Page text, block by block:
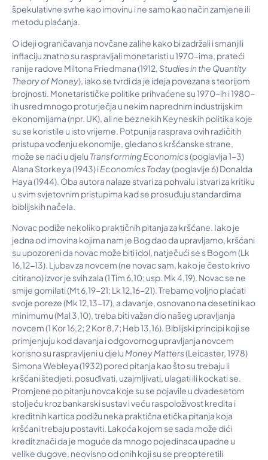
špekulativne svrhe kao imovinu i ne samo kao način zamjene ili
metodu plaćanja.
O ideji ograničavanja novčane zalihe kako bi zadržali i smanjili
inflaciju znatno su raspravljali monetaristi u 1970-ima, prateći
ranije radove Miltona Friedmana (1912,Studies in the Quantity
Theory of Money), iako se tvrdi da je ideja povezana s teorijom
brojnosti. Monetarističke politike prihvaćene su 1970-ih i 1980-
ih usred mnogo proturječja u nekim naprednim industrijskim
ekonomijama (npr. UK), ali ne bez nekih Keyneskih politika koje
su se koristile u isto vrijeme. Potpunija rasprava ovih različitih
pristupa vođenju ekonomije, gledano s kršćanske strane,
može se naći u djelu Transforming Economics(poglavlja 1-3)
Alana Storkeya (1943) i Economics Today(poglavlje 6) Donalda
Haya (1944). Oba autora nalaze stvari za pohvalu i stvari za kritiku
u svim svjetovnim pristupima kad se prosuđuju standardima
biblijskih načela.
Novac podiže nekoliko praktičnih pitanja za kršćane. Iako je
jedna od imovina kojima nam je Bog dao da upravljamo, kršćani
su upozoreni da novac može biti idol, natječući se s Bogom (Lk
16,12-13). Ljubav za novcem (ne novac sam, kako je često krivo
citirano) izvor je svih zala (1 Tim 6,10; usp. Mk 4,19). Novac se ne
smije gomilati (Mt 6,19-21; Lk 12,16-21). Trebamo voljno plaćati
svoje poreze (Mk 12,13-17), a davanje, osnovano na desetini kao
minimumu (Mal 3,10), treba biti važan dio našeg upravljanja
novcem (1 Kor 16,2; 2 Kor 8,7; Heb 13,16). Biblijski principi koji se
primjenjuju kod davanja i odgovornog upravljanja novcem
korisno su raspravljeni u djelu Money Matters(Leicaster, 1978)
Simona Webleya (1932) pored pitanja kao što su trebaju li
kršćani štedjeti, posuđivati, uzajmljivati, ulagati ili kockati se.
Promjene po pitanju novca koje su se pojavile u dvadesetom
stoljeću kroz bankarski sustav i veću raspoloživost kredita i
kreditnih kartica podižu neka praktična etička pitanja koja
kršćani trebaju postaviti. Lakoća kojom se sada može dići
kredit znači da je moguće da mnogo pojedinaca upadne u
velike dugove, neovisno od onih koji su se preopteretili